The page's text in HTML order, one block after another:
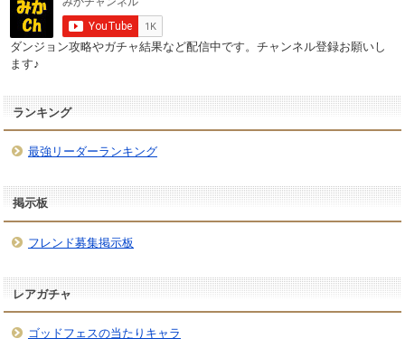
ダンジョン攻略やガチャ結果など配信中です。チャンネル登録お願いし
ます♪
ランキング
最強リーダーランキング
掲示板
フレンド募集掲示板
レアガチャ
ゴッドフェスの当たりキャラ